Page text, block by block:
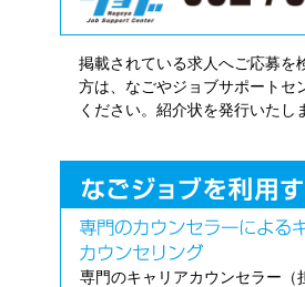
掲載されている求人へご応募を
方は、なごやジョブサポートセ
ください。紹介状を発行いたし
専門のキャリアカウンセラー（